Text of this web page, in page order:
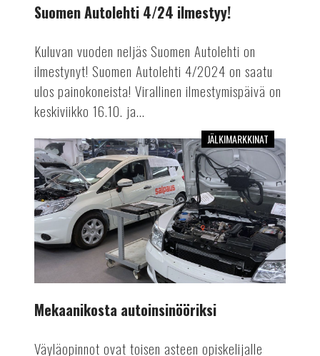
Suomen Autolehti 4/24 ilmestyy!
Kuluvan vuoden neljäs Suomen Autolehti on
ilmestynyt! Suomen Autolehti 4/2024 on saatu
ulos painokoneista! Virallinen ilmestymispäivä on
keskiviikko 16.10. ja...
Mekaanikosta
autoinsinööriksi
JÄLKIMARKKINAT
Mekaanikosta autoinsinööriksi
Väyläopinnot ovat toisen asteen opiskelijalle